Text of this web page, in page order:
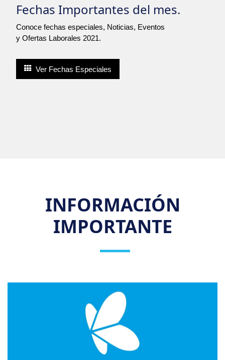
Fechas Importantes del mes.
Conoce fechas especiales, Noticias, Eventos
y Ofertas Laborales 2021.
Ver Fechas Especiales
INFORMACIÓN
IMPORTANTE